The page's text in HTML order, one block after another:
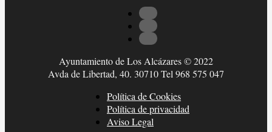
Ayuntamiento de Los Alcázares © 2022
Avda de Libertad, 40. 30710 Tel 968 575 047
Política de Cookies
Política de privacidad
Aviso Legal